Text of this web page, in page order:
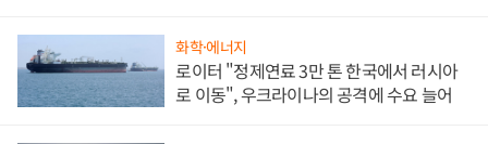
화학·에너지
로이터 "정제연료 3만 톤 한국에서 러시아
로 이동", 우크라이나의 공격에 수요 늘어